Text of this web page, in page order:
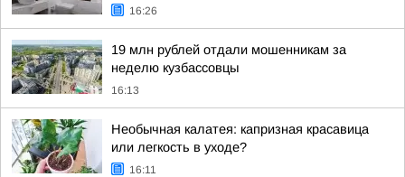
16:26
19 млн рублей отдали мошенникам за
неделю кузбассовцы
16:13
Необычная калатея: капризная красавица
или легкость в уходе?
16:11